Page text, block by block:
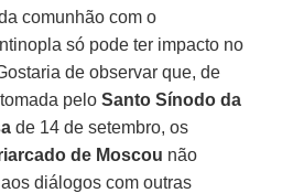
comunhão com o
só pode ter impacto no
de observar que, de
peloSanto Sínodo da
de 14 de setembro, os
de Moscou não
diálogos com outras